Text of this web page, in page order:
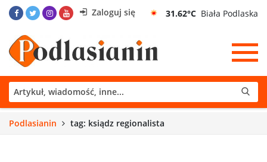
Zaloguj się 31.62°C Biała Podlaska
Podlasianin tag: ksiądz regionalista